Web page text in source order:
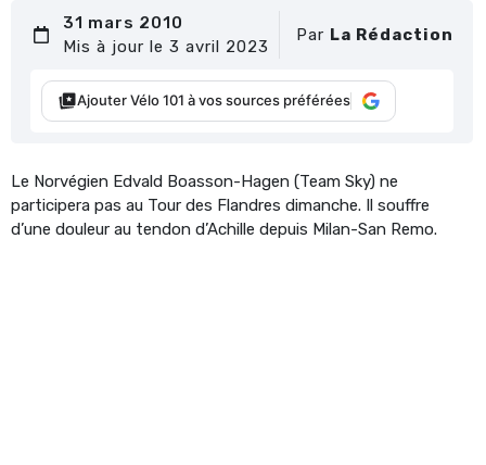
31 mars 2010
Mis à jour le 3 avril 2023
Par La Rédaction
Ajouter Vélo 101 à vos sources préférées
Le Norvégien Edvald Boasson-Hagen (Team Sky) ne
participera pas au Tour des Flandres dimanche. Il souffre
d’une douleur au tendon d’Achille depuis Milan-San Remo.